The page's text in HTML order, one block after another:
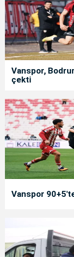
Vanspor,
çekti
Vanspor